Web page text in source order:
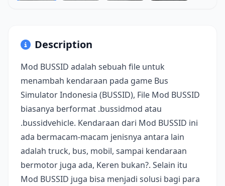
Description
Mod BUSSID adalah sebuah file untuk
menambah kendaraan pada game Bus
Simulator Indonesia (BUSSID), File Mod BUSSID
biasanya berformat .bussidmod atau
.bussidvehicle. Kendaraan dari Mod BUSSID ini
ada bermacam-macam jenisnya antara lain
adalah truck, bus, mobil, sampai kendaraan
bermotor juga ada, Keren bukan?. Selain itu
Mod BUSSID juga bisa menjadi solusi bagi para